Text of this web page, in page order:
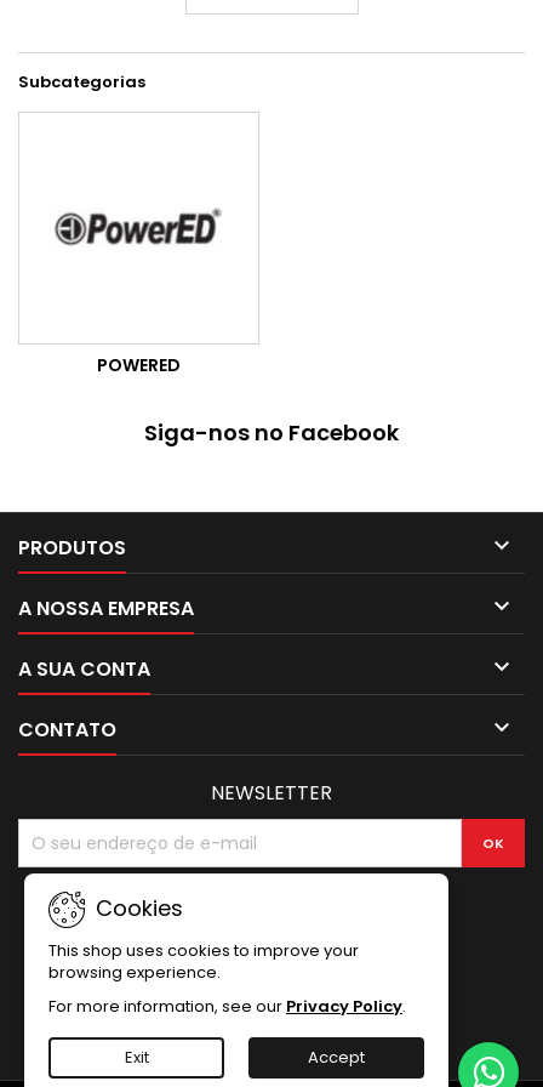
Subcategorias
POWERED
Siga-nos no Facebook
PRODUTOS 
A NOSSA EMPRESA 
A SUA CONTA 
CONTATO 
Cookies
This shop uses cookies to improve your
browsing experience.
For more information, see our Privacy Policy.
Exit Accept
NEWSLETTER